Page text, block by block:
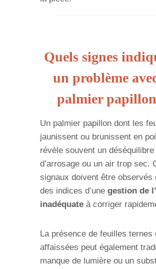
Quels signes
un problème
palmier
Un palmier papillon dont les
jaunissent ou brunissent en
révèle souvent un déséquilibre
d’arrosage ou un air trop sec.
signaux doivent être observés
des indices d’une gestion de
inadéquate à corriger
La présence de feuilles ternes
affaissées peut également
manque de lumière ou un